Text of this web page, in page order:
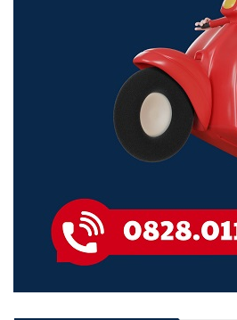
Dễ Dàng Quản Lý Qua Ứng Dụng Imou